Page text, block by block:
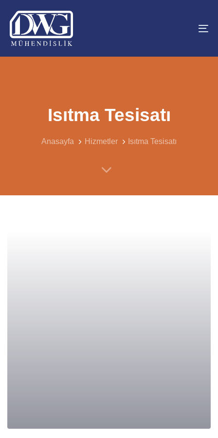
links to
primary
navigation
Skip
Isıtma Tesisatı
Anasayfa Hizmetler Isıtma Tesisatı